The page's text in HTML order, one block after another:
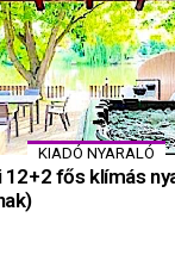
KIADÓ NYARALÓ
fős klímás